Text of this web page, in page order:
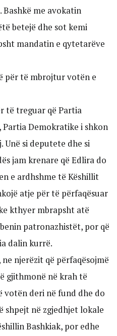
me avokatin
betejë dhe sot kemi
mandatin e qytetarëve
për të mbrojtur votën e
të treguar që Partia
Demokratike i shkon
Unë si deputete dhe si
jam krenare që Edlira do
e ardhshme të Këshillit
atje për të përfaqësuar
kthyer mbrapsht atë
patronazhistët, por që
dalin kurrë.
njerëzit që përfaqësojmë
gjithmonë në krah të
votën deri në fund dhe do
shpejt në zgjedhjet lokale
Bashkiak, por edhe